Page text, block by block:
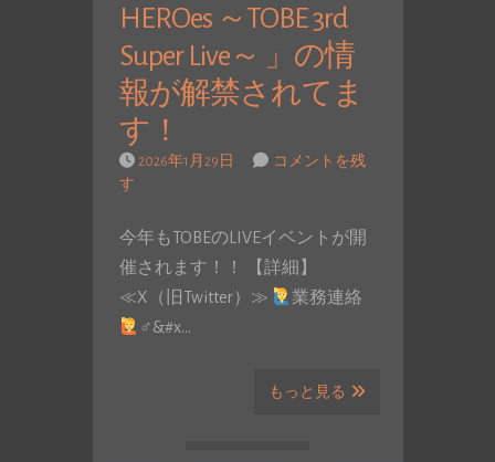
HEROes ～TOBE 3rd
Super Live～ 」の情
報が解禁されてま
す！
2026年1月29日
コメントを残
す
今年もTOBEのLIVEイベントが開
催されます！！ 【詳細】
≪X（旧Twitter）≫
業務連絡
‍♂&#x…
もっと見る